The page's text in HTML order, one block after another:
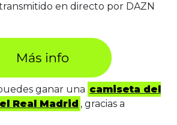
en directo por DAZN
ganar una camiseta del
Real Madrid , gracias a